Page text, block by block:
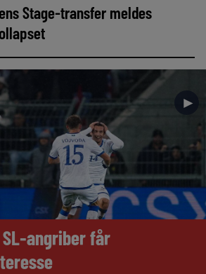
Stage-transfer meldes
►
angriber får